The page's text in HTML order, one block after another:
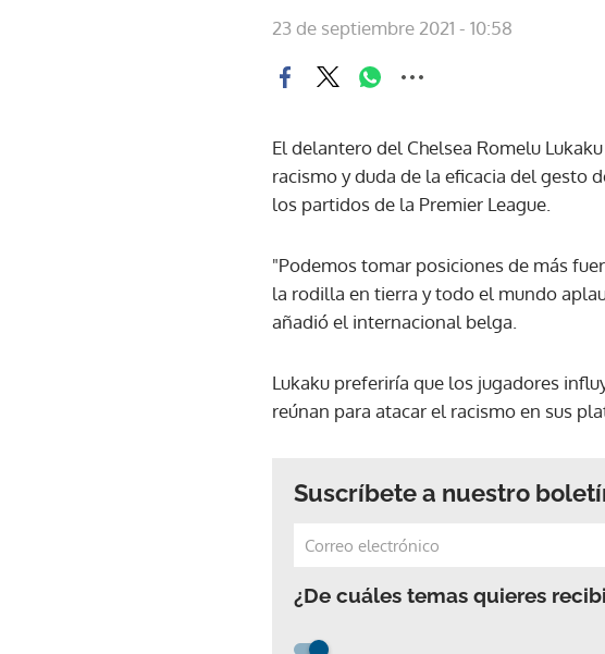
23 de septiembre 2021 - 10:58
El delantero del Chelsea Romelu
racismo y duda de la eficacia del gesto
los partidos de la Premier League.
"Podemos tomar posiciones de más
la rodilla en tierra y todo el mundo
añadió el internacional belga.
Lukaku preferiría que los jugadores
reúnan para atacar el racismo en sus
Suscríbete a nuestro
¿De cuáles temas quieres